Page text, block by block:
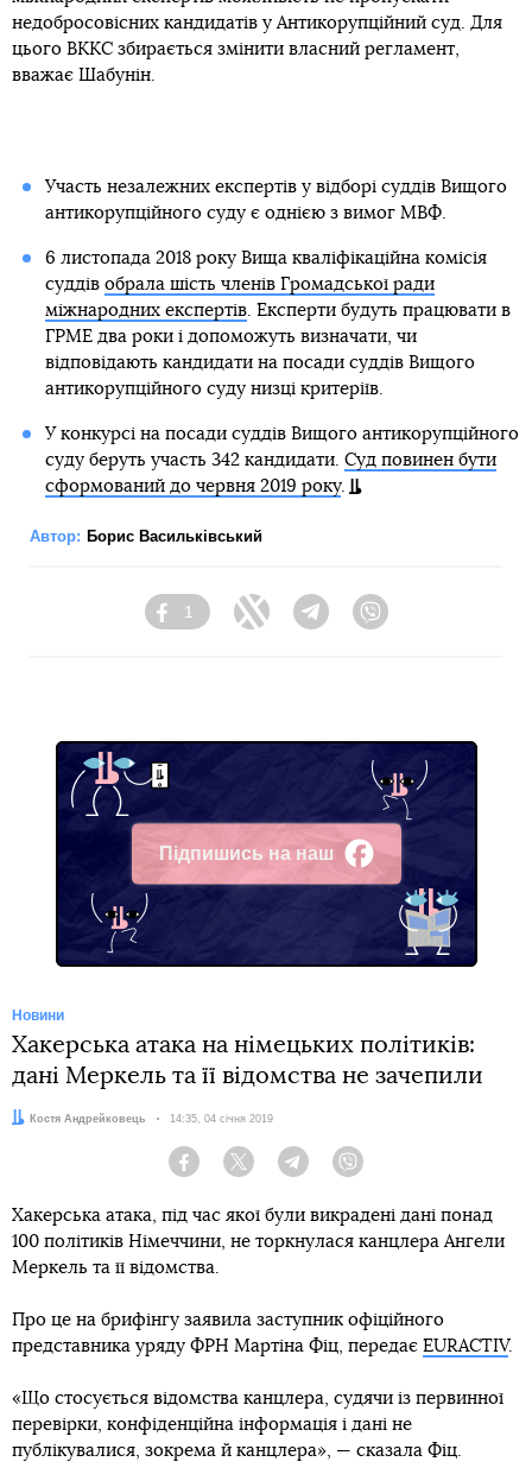
недобросовісних кандидатів у Антикорупційний суд. Для
цього ВККС збирається змінити власний регламент,
вважає Шабунін.
Участь незалежних експертів у відборі суддів Вищого
антикорупційного суду є однією з вимог МВФ.
6 листопада 2018 року Вища кваліфікаційна комісія
суддів обрала шість членів Громадської ради
міжнародних експертів. Експерти будуть працювати в
ГРМЕ два роки і допоможуть визначати, чи
відповідають кандидати на посади суддів Вищого
антикорупційного суду низці критеріїв.
У конкурсі на посади суддів Вищого антикорупційного
суду беруть участь 342 кандидати. Суд повинен бути
сформований до червня 2019 року.
Автор: Борис Васильківський
Facebook
1
Twitter TelegramViber
Підпишись на наш
Facebook
Новини
Хакерська атака на німецьких політиків:
дані Меркель та її відомства не зачепили
Автор:Костя Андрейковець Дата:
14:35, 04 січня 2019
Facebook Twitter Telegram
Хакерська атака, під час якої були викрадені дані понад
100 політиків Німеччини, не торкнулася канцлера Ангели
Меркель та її відомства.
Про це на брифінгу заявила заступник офіційного
представника уряду ФРН Мартіна Фіц, передає EURACTIV.
«Що стосується відомства канцлера, судячи із первинної
перевірки, конфіденційна інформація і дані не
публікувалися, зокрема й канцлера», — сказала Фіц.